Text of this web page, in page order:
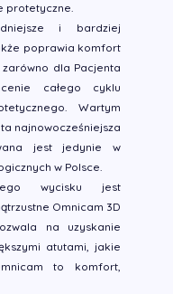
protetyczne.
i bardziej
poprawia komfort
dla Pacjenta
całego cyklu
Wartym
najnowocześniejsza
jest jedynie w
w Polsce.
wycisku jest
Omnicam 3D
na uzyskanie
atutami, jakie
to komfort,